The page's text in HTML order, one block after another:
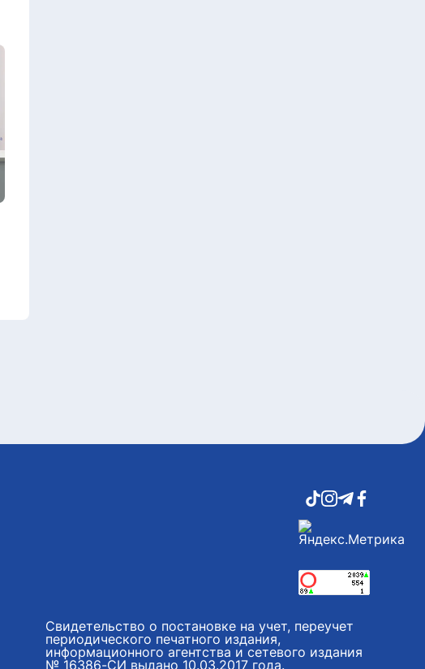
Свидетельство о постановке на учет, переучет
периодического печатного издания,
информационного агентства и сетевого издания
№ 16386-СИ выдано 10.03.2017 года.